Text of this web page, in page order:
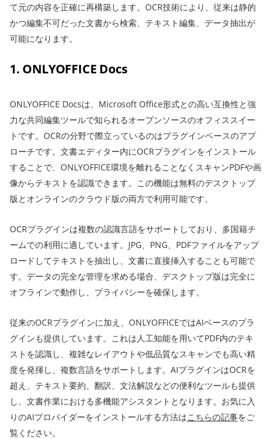
て元の内容を正確に再構築します。OCR技術により、従来は静的
かつ編集不可だった文書から検索、テキスト編集、データ抽出が
可能になります。
1. ONLYOFFICE Docs
ONLYOFFICE Docsは、Microsoft Office形式との高い互換性と強
力な共同編集ツールで知られるオープンソースのオフィススイー
トです。OCRの分野で際立っているのはプラグインベースのアプ
ローチです。文書エディター内にOCRプラグインをインストール
することで、ONLYOFFICE環境を離れることなくスキャンPDFや画
像からテキストを認識できます。この機能は無料のデスクトップ
版とオンラインのクラウド版の両方で利用可能です。
OCRプラグインは複数の認識言語をサポートしており、多国籍チ
ームでの利用に適しています。JPG、PNG、PDFファイルをアップ
ロードしてテキストを抽出し、文書に直接挿入することも可能で
す。データの完全な管理を求める場合、デスクトップ版は完全に
オフラインで動作し、プライバシーを確保します。
従来のOCRプラグインに加え、ONLYOFFICEではAIベースのプラ
グインも提供しています。これは人工知能を用いてPDF内のテキ
ストを認識し、複雑なレイアウトや低品質なスキャンでも高い精
度を発揮し、複数言語をサポートします。AIプラグインはOCRを
超え、テキスト要約、翻訳、文法解説などの便利なツールも提供
し、文書作業における多機能アシスタントとなります。お気に入
りのAIプロバイダーをインストールする方法はこちらの記事をご
覧ください。